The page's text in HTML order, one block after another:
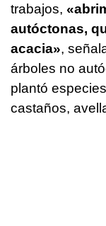
trabajos, «
autóctonas,
acacia»,
árboles no
plantó
castaños,